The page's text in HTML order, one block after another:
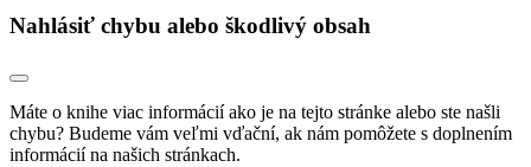
Nahlásiť chybu alebo škodlivý obsah
Máte o knihe viac informácií ako je na tejto stránke alebo ste našli
chybu? Budeme vám veľmi vďační, ak nám pomôžete s doplnením
informácií na našich stránkach.